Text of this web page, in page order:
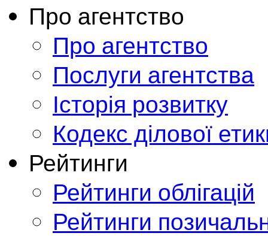
Про агентство
Про агентство
Послуги агентства
Історія розвитку
Кодекс ділової
Рейтинги
Рейтинги облігацій
Рейтинги